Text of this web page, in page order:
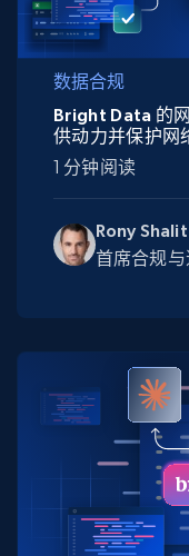
数据合规
Rony Shalit
首席合规与
Bright Data 的
供动力并保护网
1 分钟阅读